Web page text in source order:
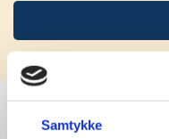
Samtykke